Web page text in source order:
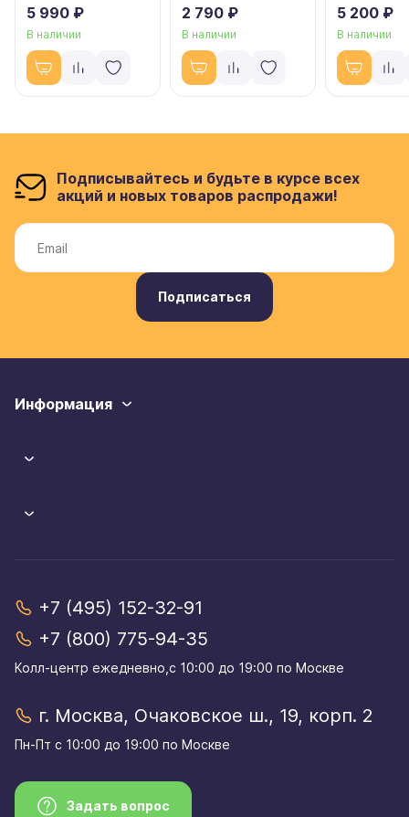
5 990 ₽
В наличии
2 790 ₽
В наличии
5 200 ₽
В наличии
Подписывайтесь и будьте в курсе всех
акций и новых товаров распродажи!
Подписаться
Информация
+7 (495) 152-32-91
+7 (800) 775-94-35
Колл-центр eжедневно,с 10:00 до 19:00 по Москве
г. Москва, Очаковское ш., 19, корп. 2
Пн-Пт с 10:00 до 19:00 по Москве
Задать вопрос